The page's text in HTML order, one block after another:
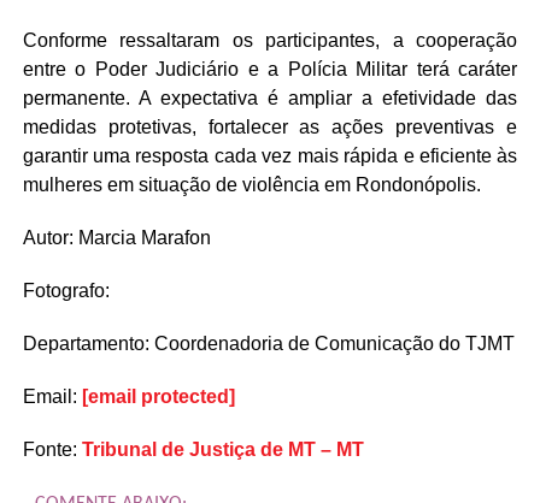
Conforme ressaltaram os participantes, a cooperação
entre o Poder Judiciário e a Polícia Militar terá caráter
permanente. A expectativa é ampliar a efetividade das
medidas protetivas, fortalecer as ações preventivas e
garantir uma resposta cada vez mais rápida e eficiente às
mulheres em situação de violência em Rondonópolis.
Autor: Marcia Marafon
Fotografo:
Departamento: Coordenadoria de Comunicação do TJMT
Email: [email protected]
Fonte: Tribunal de Justiça de MT – MT